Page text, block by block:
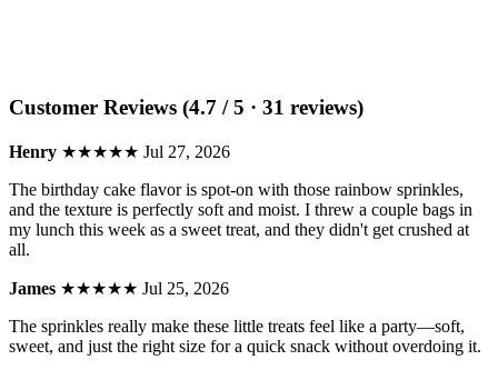
Customer Reviews (4.7 / 5 · 31 reviews)
Henry ★★★★★ Jul 27, 2026
The birthday cake flavor is spot-on with those rainbow sprinkles,
and the texture is perfectly soft and moist. I threw a couple bags in
my lunch this week as a sweet treat, and they didn't get crushed at
all.
James ★★★★★ Jul 25, 2026
The sprinkles really make these little treats feel like a party—soft,
sweet, and just the right size for a quick snack without overdoing it.